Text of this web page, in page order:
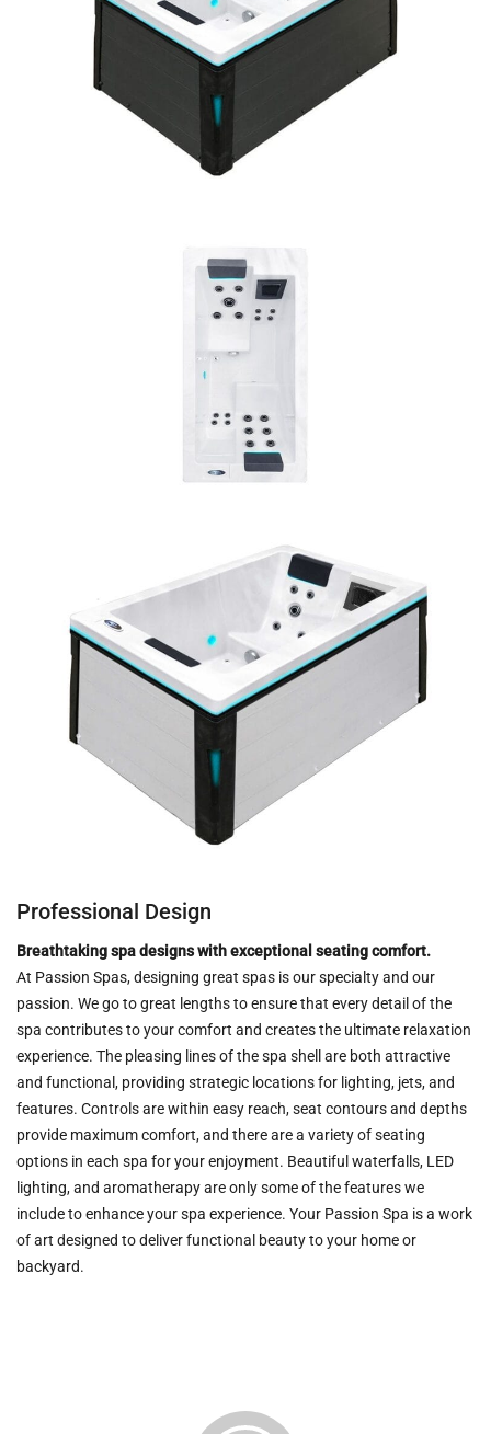
ΣΆΟΥΝΑ
ΘΈΡΜΑΝΣΗ ΠΙΣΊΝΑΣ
ΧΗΜΙΚΆ
Professional Design
Breathtaking spa designs with exceptional seating comfort.
At Passion Spas, designing great spas is our specialty and our
passion. We go to great lengths to ensure that every detail of the
spa contributes to your comfort and creates the ultimate relaxation
experience. The pleasing lines of the spa shell are both attractive
and functional, providing strategic locations for lighting, jets, and
features. Controls are within easy reach, seat contours and depths
provide maximum comfort, and there are a variety of seating
options in each spa for your enjoyment. Beautiful waterfalls, LED
lighting, and aromatherapy are only some of the features we
include to enhance your spa experience. Your Passion Spa is a work
of art designed to deliver functional beauty to your home or
backyard.